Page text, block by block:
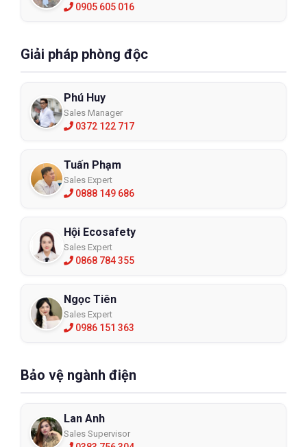
0905 605 016
Giải pháp phòng độc
Phú Huy
Sales Manager
0372 122 717
Tuấn Phạm
Sales Expert
0888 149 686
Hội Ecosafety
Sales Expert
0868 784 355
Ngọc Tiên
Sales Expert
0986 151 363
Bảo vệ ngành điện
Lan Anh
Sales Supervisor